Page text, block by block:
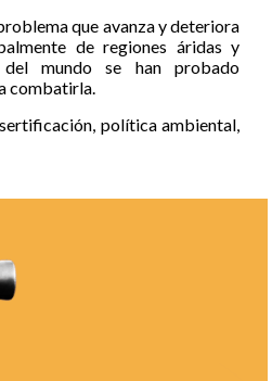
que avanza y deteriora
de regiones áridas y
del mundo se han probado
combatirla.
, política ambiental,